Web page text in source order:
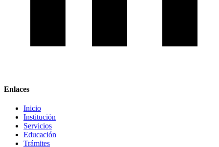
Enlaces
Inicio
Institución
Servicios
Educación
Trámites